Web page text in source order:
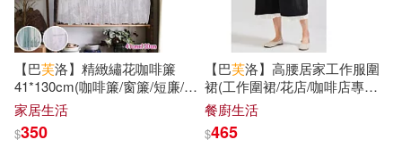
上海美術電影制片廠(22)
劉增利(22) 崔鍾雷(22)
木下杏(22) 朱嘉漢(22)
鳳凰出版社(151)
天地出版社(150)
【巴芙洛】精緻繡花咖啡簾
41*130cm(咖啡簾/窗簾/短廉/門
簾)白色
家居生活
$350
【巴芙洛】高腰居家工作服圍
裙(工作圍裙/花店/咖啡店專用
圍裙/圍裙)黑色
餐廚生活
$465